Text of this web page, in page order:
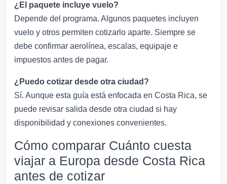
¿El paquete incluye vuelo?
Depende del programa. Algunos paquetes incluyen
vuelo y otros permiten cotizarlo aparte. Siempre se
debe confirmar aerolínea, escalas, equipaje e
impuestos antes de pagar.
¿Puedo cotizar desde otra ciudad?
Sí. Aunque esta guía está enfocada en Costa Rica, se
puede revisar salida desde otra ciudad si hay
disponibilidad y conexiones convenientes.
Cómo comparar Cuánto cuesta
viajar a Europa desde Costa Rica
antes de cotizar